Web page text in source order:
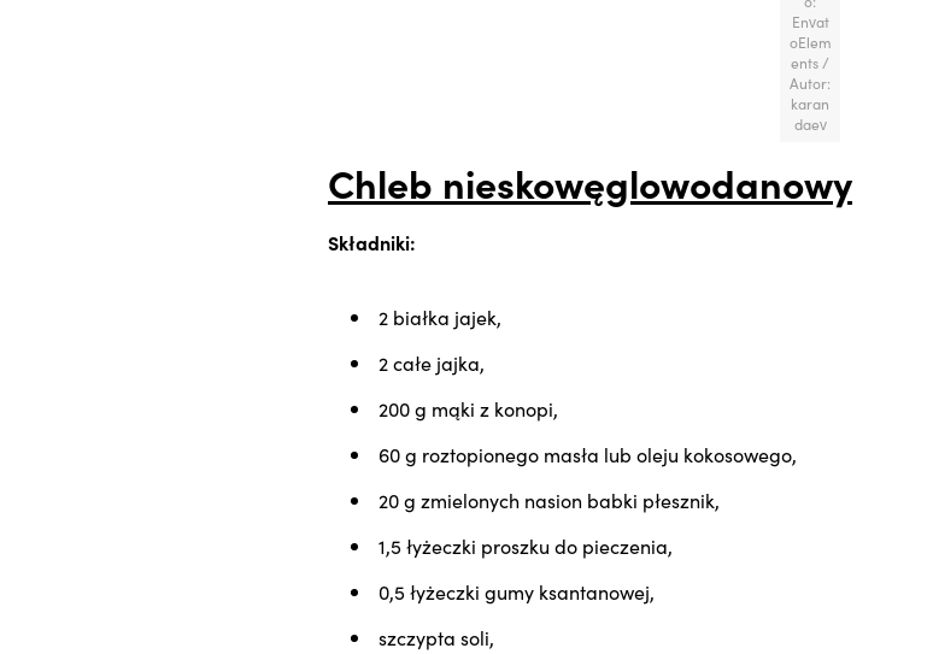
Envat
oElem
ents /
Autor:
karan
daev
Chleb nieskowęglowodanowy
Składniki:
2 białka jajek,
2 całe jajka,
200 g mąki z konopi,
60 g roztopionego masła lub oleju kokosowego,
20 g zmielonych nasion babki płesznik,
1,5 łyżeczki proszku do pieczenia,
0,5 łyżeczki gumy ksantanowej,
szczypta soli,